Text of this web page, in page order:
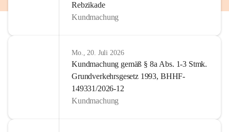
Rebzikade
Kundmachung
Mo., 20. Juli 2026
Kundmachung gemäß § 8a Abs. 1-3 Stmk.
Grundverkehrsgesetz 1993, BHHF-
149331/2026-12
Kundmachung